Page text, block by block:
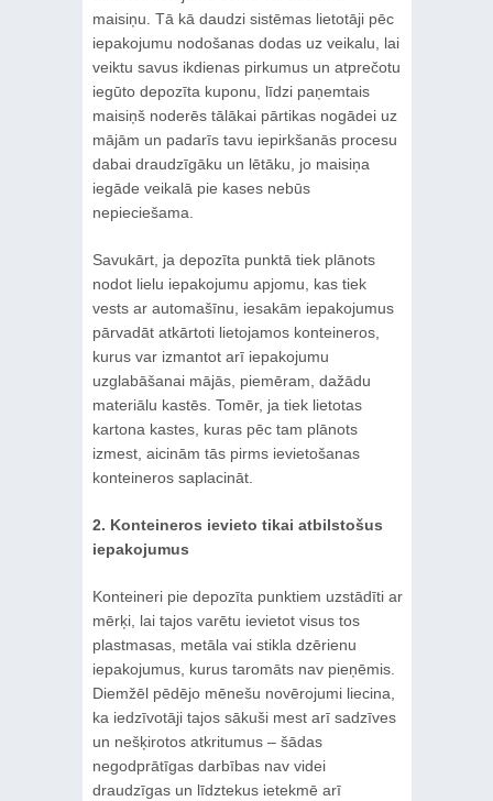
maisiņu. Tā kā daudzi sistēmas lietotāji pēc
iepakojumu nodošanas dodas uz veikalu, lai
veiktu savus ikdienas pirkumus un atprečotu
iegūto depozīta kuponu, līdzi paņemtais
maisiņš noderēs tālākai pārtikas nogādei uz
mājām un padarīs tavu iepirkšanās procesu
dabai draudzīgāku un lētāku, jo maisiņa
iegāde veikalā pie kases nebūs
nepieciešama.
Savukārt, ja depozīta punktā tiek plānots
nodot lielu iepakojumu apjomu, kas tiek
vests ar automašīnu, iesakām iepakojumus
pārvadāt atkārtoti lietojamos konteineros,
kurus var izmantot arī iepakojumu
uzglabāšanai mājās, piemēram, dažādu
materiālu kastēs. Tomēr, ja tiek lietotas
kartona kastes, kuras pēc tam plānots
izmest, aicinām tās pirms ievietošanas
konteineros saplacināt.
2. Konteineros ievieto tikai atbilstošus
iepakojumus
Konteineri pie depozīta punktiem uzstādīti ar
mērķi, lai tajos varētu ievietot visus tos
plastmasas, metāla vai stikla dzērienu
iepakojumus, kurus taromāts nav pieņēmis.
Diemžēl pēdējo mēnešu novērojumi liecina,
ka iedzīvotāji tajos sākuši mest arī sadzīves
un nešķirotos atkritumus – šādas
negodprātīgas darbības nav videi
draudzīgas un līdztekus ietekmē arī